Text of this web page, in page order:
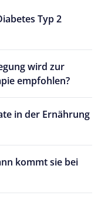
Typ 2
wird zur
empfohlen?
in der Ernährung
kommt sie bei